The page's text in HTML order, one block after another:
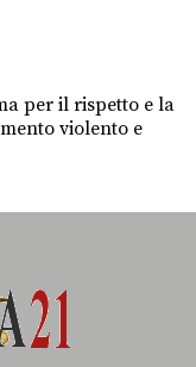
per il rispetto e la
violento e